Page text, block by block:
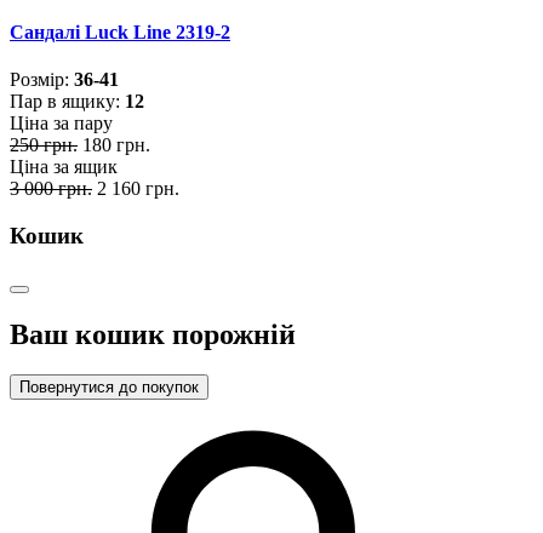
Сандалі Luck Line 2319-2
Розмiр: 36-41
Пар в ящику: 12
Ціна за пару
250 грн. 180 грн.
Ціна за ящик
3 000 грн. 2 160 грн.
Кошик
Ваш кошик порожній
Повернутися до покупок